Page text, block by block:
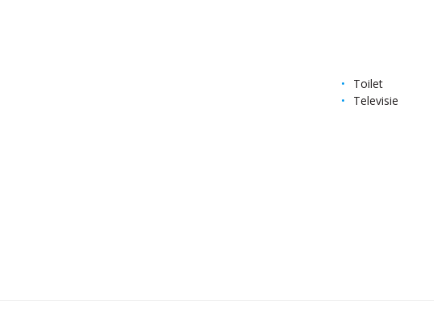
Toilet
Televisie